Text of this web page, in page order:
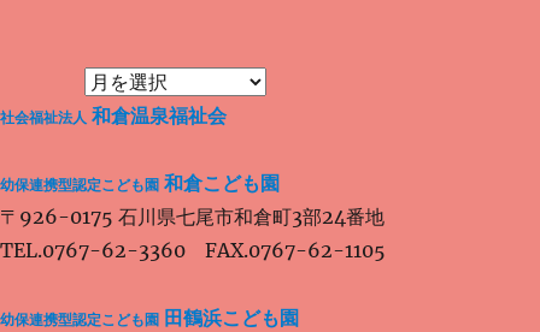
ン
社会福祉法人 和倉温泉福祉会
幼保連携型認定こども園 和倉こども園
〒926-0175 石川県七尾市和倉町3部24番地
TEL.0767-62-3360 FAX.0767-62-1105
幼保連携型認定こども園 田鶴浜こども園